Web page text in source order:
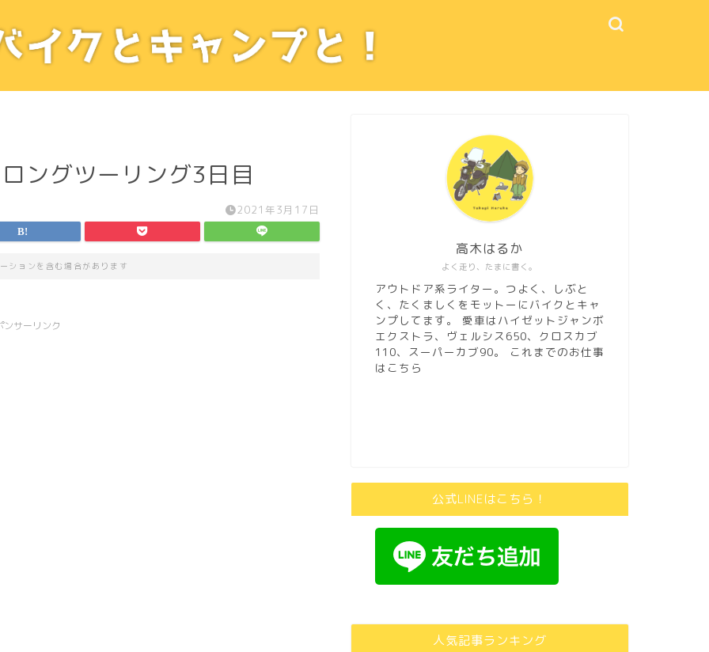
グツーリング3日目
2021年3月17日
ションを含む場合があります
ンサーリンク
よく走り、たまに書く。
高木はるか
アウトドア系ライター。つよく、しぶと
く、たくましくをモットーにバイクとキャ
ンプしてます。 愛車はハイゼットジャンボ
エクストラ、ヴェルシス650、クロスカブ
110、スーパーカブ90。
これまでのお仕事
はこちら
公式LINEはこちら！
人気記事ランキング